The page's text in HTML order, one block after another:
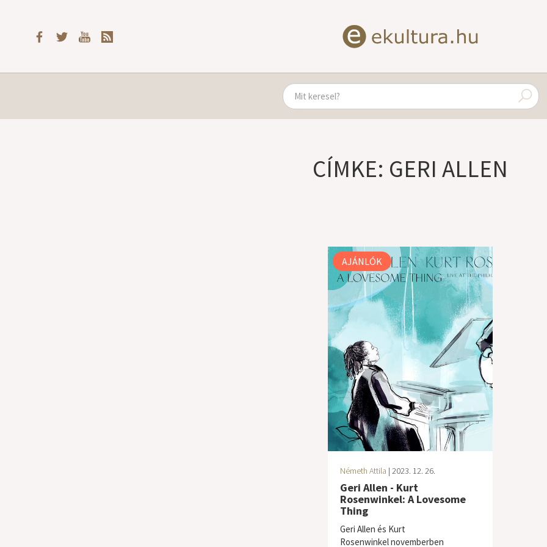
CÍMKE: GERI ALLEN
AJÁNLÓK
Németh Attila | 2023. 12. 26.
Geri Allen - Kurt
Rosenwinkel: A Lovesome
Thing
Geri Allen és Kurt
Rosenwinkel novemberben